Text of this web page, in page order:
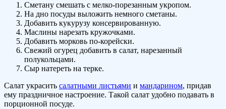
Сметану смешать с мелко-порезанным укропом.
На дно посуды выложить немного сметаны.
Добавить кукурузу консервированную.
Маслины нарезать кружочками.
Добавить морковь по-корейски.
Свежий огурец добавить в салат, нарезанный
полукольцами.
Сыр натереть на терке.
Салат украсить салатными листьями и мандарином, придав
ему праздничное настроение. Такой салат удобно подавать в
порционной посуде.